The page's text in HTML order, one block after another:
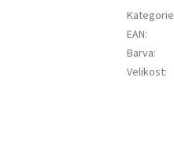
Kategorie
EAN:
Barva:
Velikost: